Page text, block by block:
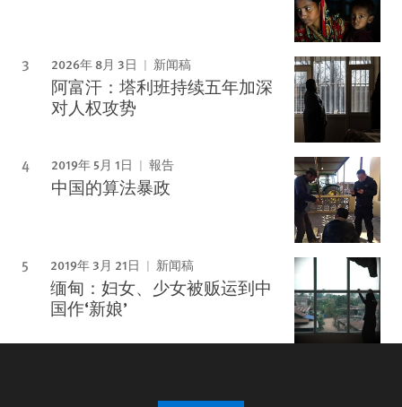
2026年 8月 3日 新闻稿
阿富汗：塔利班持续五年加深
对人权攻势
2019年 5月 1日 報告
中国的算法暴政
2019年 3月 21日 新闻稿
缅甸：妇女、少女被贩运到中
国作‘新娘’